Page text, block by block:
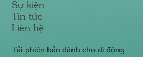
Sự kiện
Tin tức
Liên hệ
Tải phiên bản dành cho di động